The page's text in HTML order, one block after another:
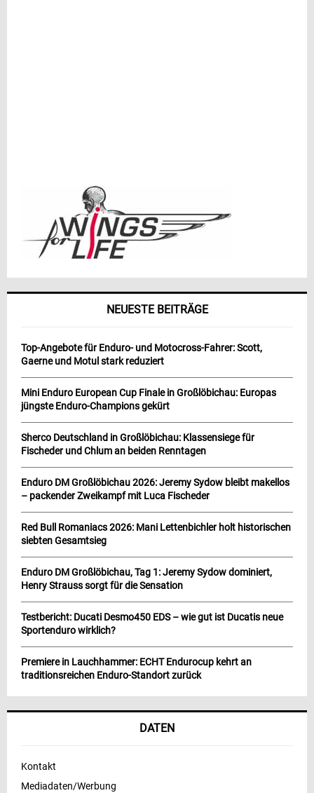
NEUESTE BEITRÄGE
Top-Angebote für Enduro- und Motocross-Fahrer: Scott,
Gaerne und Motul stark reduziert
Mini Enduro European Cup Finale in Großlöbichau: Europas
jüngste Enduro-Champions gekürt
Sherco Deutschland in Großlöbichau: Klassensiege für
Fischeder und Chlum an beiden Renntagen
Enduro DM Großlöbichau 2026: Jeremy Sydow bleibt makellos
– packender Zweikampf mit Luca Fischeder
Red Bull Romaniacs 2026: Mani Lettenbichler holt historischen
siebten Gesamtsieg
Enduro DM Großlöbichau, Tag 1: Jeremy Sydow dominiert,
Henry Strauss sorgt für die Sensation
Testbericht: Ducati Desmo450 EDS – wie gut ist Ducatis neue
Sportenduro wirklich?
Premiere in Lauchhammer: ECHT Endurocup kehrt an
traditionsreichen Enduro-Standort zurück
DATEN
Kontakt
Mediadaten/Werbung